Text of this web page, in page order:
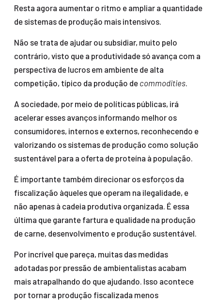
Resta agora aumentar o ritmo e ampliar a quantidade
de sistemas de produção mais intensivos.
Não se trata de ajudar ou subsidiar, muito pelo
contrário, visto que a produtividade só avança com a
perspectiva de lucros em ambiente de alta
competição, típico da produção de commodities.
A sociedade, por meio de políticas públicas, irá
acelerar esses avanços informando melhor os
consumidores, internos e externos, reconhecendo e
valorizando os sistemas de produção como solução
sustentável para a oferta de proteína à população.
É importante também direcionar os esforços da
fiscalização àqueles que operam na ilegalidade, e
não apenas à cadeia produtiva organizada. É essa
última que garante fartura e qualidade na produção
de carne, desenvolvimento e produção sustentável.
Por incrível que pareça, muitas das medidas
adotadas por pressão de ambientalistas acabam
mais atrapalhando do que ajudando. Isso acontece
por tornar a produção fiscalizada menos